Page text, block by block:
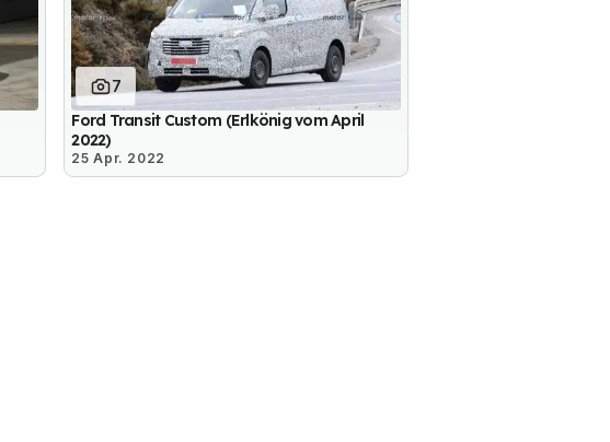
7
Ford Transit Custom (Erlkönig vom April
2022)
25 Apr. 2022